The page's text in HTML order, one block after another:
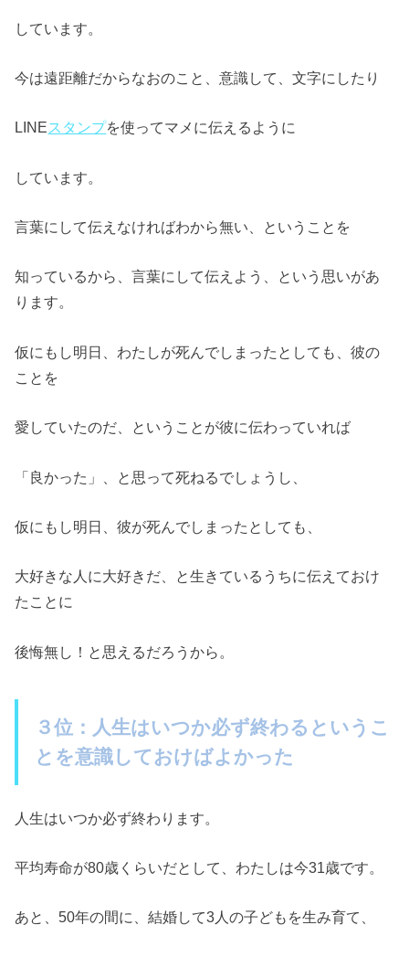
しています。
今は遠距離だからなおのこと、意識して、文字にしたり
LINEスタンプを使ってマメに伝えるように
しています。
言葉にして伝えなければわから無い、ということを
知っているから、言葉にして伝えよう、という思いがあ
ります。
仮にもし明日、わたしが死んでしまったとしても、彼の
ことを
愛していたのだ、ということが彼に伝わっていれば
「良かった」、と思って死ねるでしょうし、
仮にもし明日、彼が死んでしまったとしても、
大好きな人に大好きだ、と生きているうちに伝えておけ
たことに
後悔無し！と思えるだろうから。
３位：人生はいつか必ず終わるというこ
とを意識しておけばよかった
人生はいつか必ず終わります。
平均寿命が80歳くらいだとして、わたしは今31歳です。
あと、50年の間に、結婚して3人の子どもを生み育て、